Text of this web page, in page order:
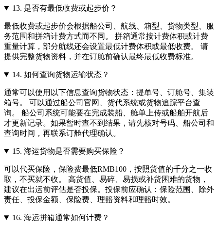
13. 是否有最低收费或起步价？
最低收费或起步价会根据船公司、航线、箱型、货物类型、服
务范围和拼箱计费方式而不同。 拼箱通常按计费体积或计费
重量计算，部分航线还会设置最低计费体积或最低收费。 请
提供完整货物资料，并在订舱前确认最终最低收费标准。
14. 如何查询货物运输状态？
通常可以使用以下信息查询货物状态：提单号、订舱号、集装
箱号。 可以通过船公司官网、货代系统或货物追踪平台查
询。 船公司系统可能要在完成装船、舱单上传或船舶开航后
才更新记录。如果暂时查不到结果，请先核对号码、船公司和
查询时间，再联系订舱代理确认。
15. 海运货物是否需要购买保险？
可以代买保险，保险费最低RMB100，按照货值的千分之一收
取，不买就不收。 高货值、易碎、易损或补货困难的货物，
建议在出运前评估是否投保。投保前应确认：保险范围、除外
责任、投保金额、保险费、理赔资料和理赔时效。
16. 海运拼箱通常如何计费？